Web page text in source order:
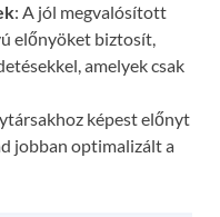
: A jól megvalósított
előnyöket biztosít,
amelyek csak
képest előnyt
jobban optimalizált a